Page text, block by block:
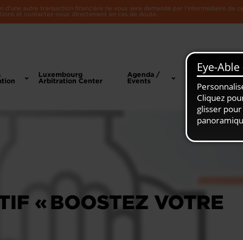
autre transaction financière ne vous sera demandé par l'intermédiaire de
et contactez-nous directement en cas de doute.
Recherche
Luxembourg
Arbitration Center
Agenda /
Events
Toute
« BOOSTEZ VOTRE